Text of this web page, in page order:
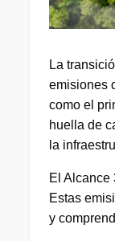
La
emisiones
como el
huella de
la
El Alcance
Estas
y